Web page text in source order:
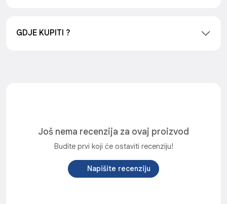
GDJE KUPITI ?
Još nema recenzija za ovaj proizvod
Budite prvi koji će ostaviti recenziju!
Napišite recenziju